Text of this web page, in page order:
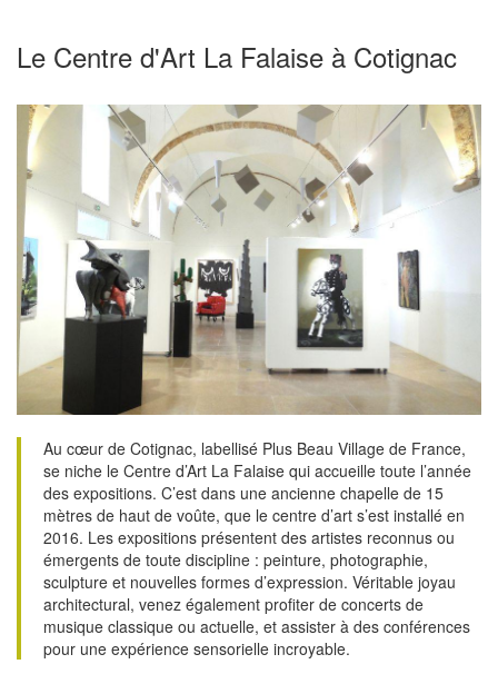
Le Centre d'Art La Falaise à Cotignac
Au cœur de Cotignac, labellisé Plus Beau Village de France,
se niche le Centre d’Art La Falaise qui accueille toute l’année
des expositions. C’est dans une ancienne chapelle de 15
mètres de haut de voûte, que le centre d’art s’est installé en
2016. Les expositions présentent des artistes reconnus ou
émergents de toute discipline : peinture, photographie,
sculpture et nouvelles formes d’expression. Véritable joyau
architectural, venez également profiter de concerts de
musique classique ou actuelle, et assister à des conférences
pour une expérience sensorielle incroyable.